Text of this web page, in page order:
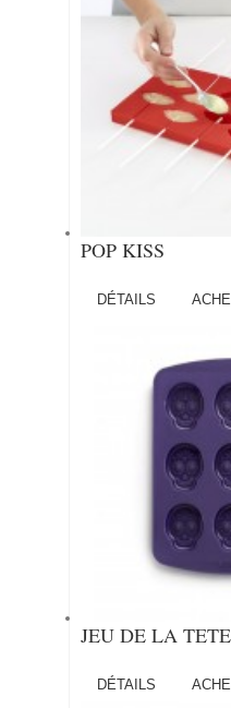
POP KISS
DÉTAILS
JEU DE LA
DÉTAILS